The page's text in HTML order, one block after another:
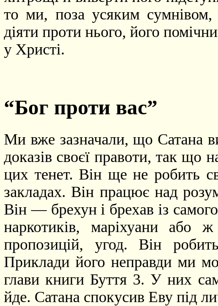
то ми, поза усяким
діяти проти нього, його
у Христі.
“Бог проти вас”
Ми вже зазначали, що Сатана
доказів своєї правоти, так що
цих тенет. Він ще не робить
закладах. Він працює над
Він — брехун і брехав із
наркотиків, маріхуани або
пропозицій, угод. Він
Приклади його неправди ми
глави книги Буття 3. У них
йде. Сатана спокусив Еву під